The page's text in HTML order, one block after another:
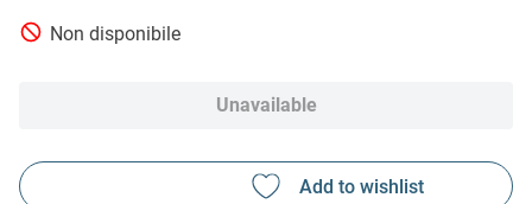
Non disponibile
Unavailable